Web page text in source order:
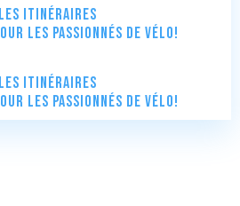
les itinéraires
les passionnés de vélo!
les itinéraires
les passionnés de vélo!